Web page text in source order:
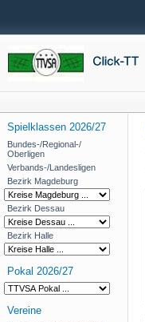
Spielklassen 2026/27
Bundes-/Regional-/
Oberligen
Verbands-/Landesligen
Bezirk Magdeburg
Bezirk Dessau
Bezirk Halle
Pokal 2026/27
Vereine